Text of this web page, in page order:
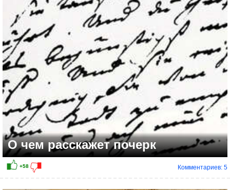
+21
О чем расскажет почерк
Комментариев: 5